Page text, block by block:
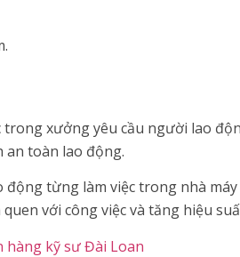
trong xưởng yêu cầu người lao
toàn lao động.
từng làm việc trong nhà
với công việc và tăng hiệu
hàng kỹ sư Đài Loan